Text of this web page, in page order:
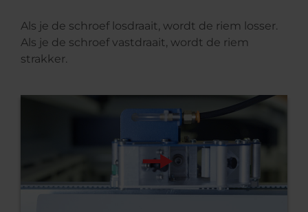
Als je de schroef losdraait, wordt de riem losser.
Als je de schroef vastdraait, wordt de riem
strakker.